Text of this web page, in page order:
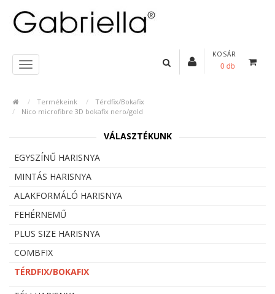
KOSÁR
0 db
Termékeink
Térdfix/Bokafix
Nico microfibre 3D bokafix nero/gold
VÁLASZTÉKUNK
EGYSZÍNŰ HARISNYA
MINTÁS HARISNYA
ALAKFORMÁLÓ HARISNYA
FEHÉRNEMŰ
PLUS SIZE HARISNYA
COMBFIX
TÉRDFIX/BOKAFIX